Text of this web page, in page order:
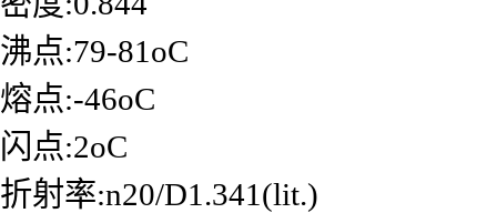
沸点:79-81oC
熔点:-46oC
闪点:2oC
折射率:n20/D1.341(lit.)